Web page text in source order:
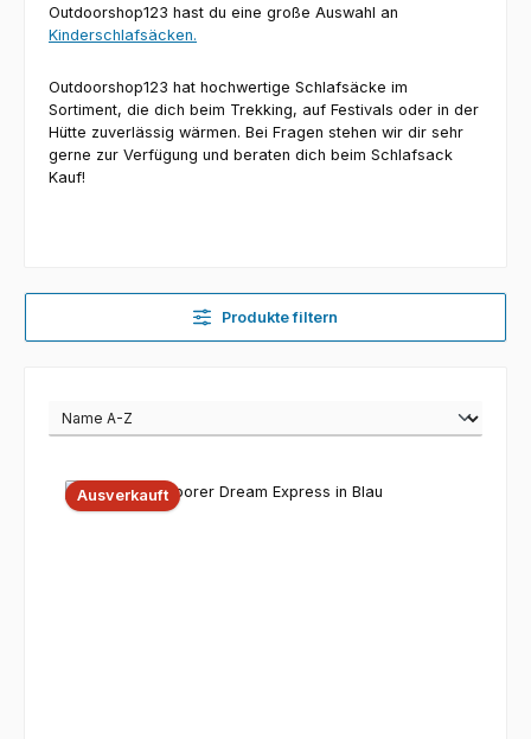
Outdoorshop123 hast du eine große Auswahl an
Kinderschlafsäcken.
Outdoorshop123 hat hochwertige Schlafsäcke im
Sortiment, die dich beim Trekking, auf Festivals oder in der
Hütte zuverlässig wärmen. Bei Fragen stehen wir dir sehr
gerne zur Verfügung und beraten dich beim Schlafsack
Kauf!
Produkte filtern
Ausverkauft